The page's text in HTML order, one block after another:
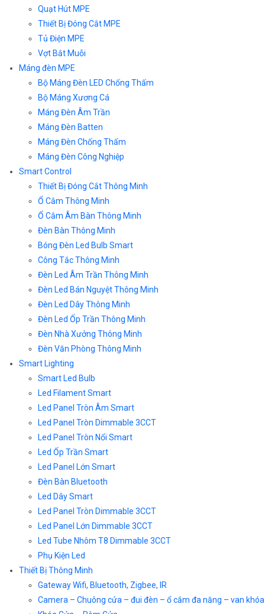
Quạt Hút MPE
Thiết Bị Đóng Cắt MPE
Tủ Điện MPE
Vợt Bắt Muỗi
Máng đèn MPE
Bộ Máng Đèn LED Chống Thấm
Bộ Máng Xương Cá
Máng Đèn Âm Trần
Máng Đèn Batten
Máng Đèn Chống Thấm
Máng Đèn Công Nghiệp
Smart Control
Thiết Bị Đóng Cắt Thông Minh
Ổ Cắm Thông Minh
Ổ Cắm Âm Bàn Thông Minh
Đèn Bàn Thông Minh
Bóng Đèn Led Bulb Smart
Công Tắc Thông Minh
Đèn Led Âm Trần Thông Minh
Đèn Led Bán Nguyệt Thông Minh
Đèn Led Dây Thông Minh
Đèn Led Ốp Trần Thông Minh
Đèn Nhà Xưởng Thông Minh
Đèn Văn Phòng Thông Minh
Smart Lighting
Smart Led Bulb
Led Filament Smart
Led Panel Tròn Âm Smart
Led Panel Tròn Dimmable 3CCT
Led Panel Tròn Nổi Smart
Led Ốp Trần Smart
Led Panel Lớn Smart
Đèn Bàn Bluetooth
Led Dây Smart
Led Panel Tròn Dimmable 3CCT
Led Panel Lớn Dimmable 3CCT
Led Tube Nhôm T8 Dimmable 3CCT
Phụ Kiện Led
Thiết Bị Thông Minh
Gateway Wifi, Bluetooth, Zigbee, IR
Camera – Chuông cửa – đui đèn – ổ cắm đa năng – van khóa